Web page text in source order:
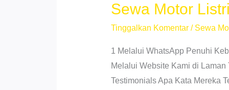
Harga
Hemat
Sewa Motor
Tinggalkan Komentar / Sewa
1 Melalui WhatsApp Penuhi
Melalui Website Kami di
Testimonials Apa Kata Mereka